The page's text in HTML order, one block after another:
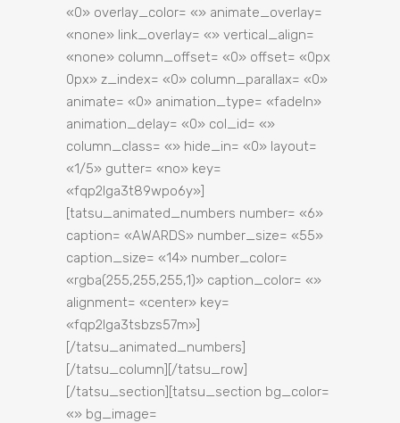
«0» overlay_color= «» animate_overlay=
«none» link_overlay= «» vertical_align=
«none» column_offset= «0» offset= «0px
0px» z_index= «0» column_parallax= «0»
animate= «0» animation_type= «fadeIn»
animation_delay= «0» col_id= «»
column_class= «» hide_in= «0» layout=
«1/5» gutter= «no» key=
«fqp2lga3t89wpo6y»]
[tatsu_animated_numbers number= «6»
caption= «AWARDS» number_size= «55»
caption_size= «14» number_color=
«rgba(255,255,255,1)» caption_color= «»
alignment= «center» key=
«fqp2lga3tsbzs57m»]
[/tatsu_animated_numbers]
[/tatsu_column][/tatsu_row]
[/tatsu_section][tatsu_section bg_color=
«» bg_image=